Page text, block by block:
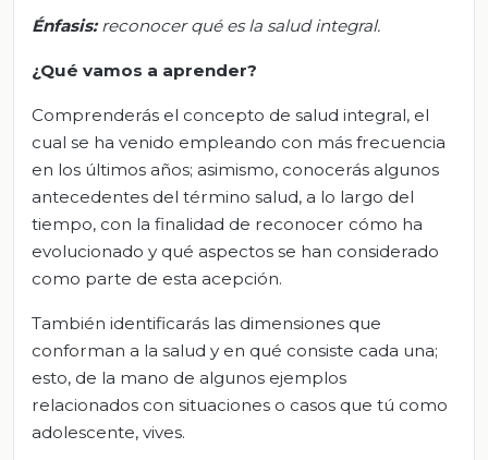
Énfasis: reconocer qué es la salud integral.
¿Qué vamos a aprender?
Comprenderás el concepto de salud integral, el
cual se ha venido empleando con más frecuencia
en los últimos años; asimismo, conocerás algunos
antecedentes del término salud, a lo largo del
tiempo, con la finalidad de reconocer cómo ha
evolucionado y qué aspectos se han considerado
como parte de esta acepción.
También identificarás las dimensiones que
conforman a la salud y en qué consiste cada una;
esto, de la mano de algunos ejemplos
relacionados con situaciones o casos que tú como
adolescente, vives.